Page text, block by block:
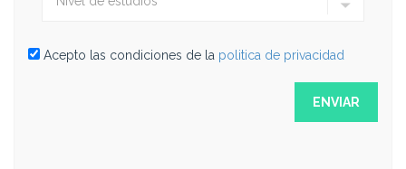
Acepto las condiciones de la politica de privacidad